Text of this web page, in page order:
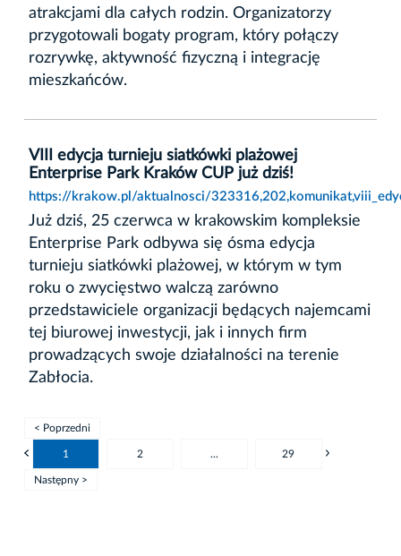
atrakcjami dla całych rodzin. Organizatorzy
przygotowali bogaty program, który połączy
rozrywkę, aktywność fizyczną i integrację
mieszkańców.
VIII edycja turnieju siatkówki plażowej
Enterprise Park Kraków CUP już dziś!
https://krakow.pl/aktualnosci/
Już dziś, 25 czerwca w krakowskim kompleksie
Enterprise Park odbywa się ósma edycja
turnieju siatkówki plażowej, w którym w tym
roku o zwycięstwo walczą zarówno
przedstawiciele organizacji będących najemcami
tej biurowej inwestycji, jak i innych firm
prowadzących swoje działalności na terenie
Zabłocia.
< Poprzedni
1 2 ... 29
Następny >